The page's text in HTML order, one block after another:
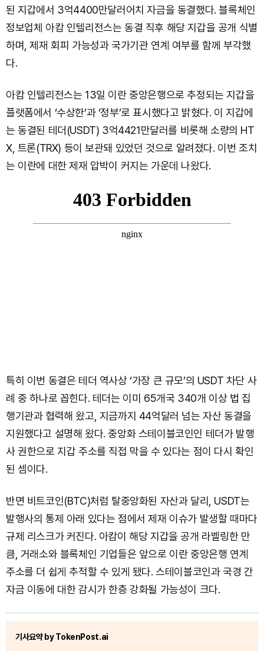
된 지갑에서 3억4400만달러어치 자금을 동결했다. 블록체인
정보업체 아캄 인텔리전스는 동결 직후 해당 지갑을 공개 식별
하며, 제재 회피 가능성과 국가기관 연계 여부를 함께 부각했
다.
아캄 인텔리전스는 13일 이란 중앙은행으로 추정되는 지갑을
플랫폼에서 ‘수상한’과 ‘정부’로 표시했다고 밝혔다. 이 지갑에
는 동결된 테더(USDT) 3억4421만달러를 비롯해 소량의 HT
X, 트론(TRX) 등이 보관돼 있었던 것으로 알려졌다. 이번 조치
는 이란에 대한 제재 압박이 커지는 가운데 나왔다.
특히 이번 동결은 테더 역사상 ‘가장 큰 규모’의 USDT 차단 사
례 중 하나로 꼽힌다. 테더는 이미 65개국 340개 이상 법 집
행기관과 협력해 왔고, 지금까지 44억달러 넘는 자산 동결을
지원했다고 설명해 왔다. 중앙화 스테이블코인인 테더가 발행
사 권한으로 지갑 주소를 직접 막을 수 있다는 점이 다시 확인
된 셈이다.
반면 비트코인(BTC)처럼 탈중앙화된 자산과 달리, USDT는
발행사의 통제 아래 있다는 점에서 제재 이슈가 발생할 때마다
규제 리스크가 커진다. 아캄이 해당 지갑을 공개 라벨링한 만
큼, 거래소와 블록체인 기업들은 앞으로 이란 중앙은행 연계
주소를 더 쉽게 추적할 수 있게 됐다. 스테이블코인과 국경 간
자금 이동에 대한 감시가 한층 강화될 가능성이 크다.
기사요약 by TokenPost.ai